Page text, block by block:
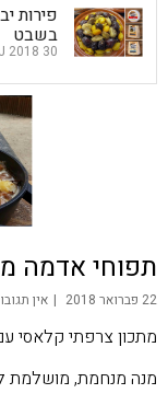
פירות
בשבט
30 J 2018
תפוחי אדמה
22 פברואר 2018 אין
מתכון צרפתי קלאסי
מנה מנחמת, מושלמת